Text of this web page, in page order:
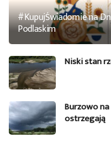
#KupujŚwiadomie na
Podlaskim
Niski stan
Burzowo
ostrzegają